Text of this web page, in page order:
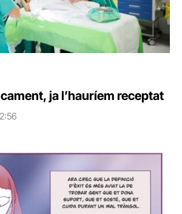
ja l’hauríem receptat